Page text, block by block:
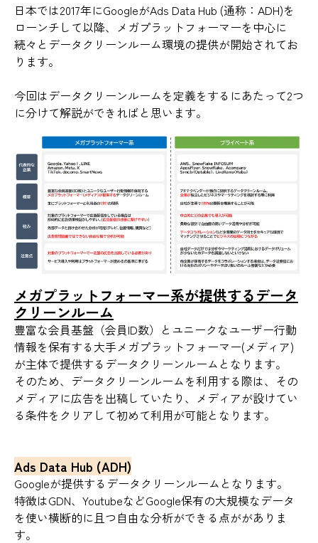
日本では2017年にGoogleがAds Data Hub (通称：ADH)を
ローンチして以降、メガプラットフォーマーを中心に
続々とデータクリーンルーム環境の提供が開始されてお
ります。
今回はデータクリーンルームを定義をするにあたって2つ
に分けて解説ができればと思います。
メガプラットフォーマー系が提供するデータ
クリーンルーム
豊富な会員基盤（会員ID数）とユニークなユーザー行動
情報を保有する大手メガプラットフォーマー(メディア)
が主体で提供するデータクリーンルームとなります。
そのため、データクリーンルームを利用する際は、その
メディアに広告を出稿していたり、メディアが設けてい
る条件をクリアして初めて利用が可能となります。
Ads Data Hub (ADH)
Googleが提供するデータクリーンルームとなります。
特徴はGDN、YoutubeなどGoogle保有の大規模なデータ
を使い横断的に且つ自由な分析ができる点ががありま
す。